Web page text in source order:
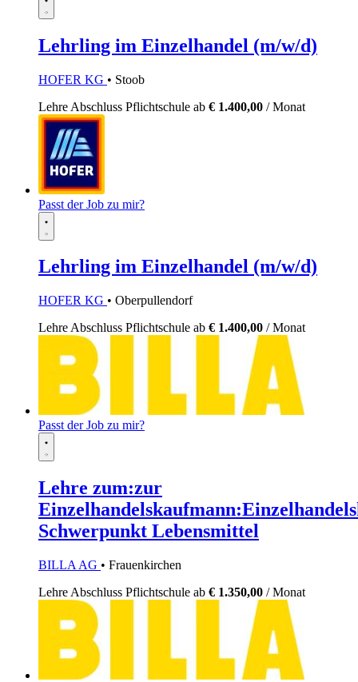
Lehrling im Einzelhandel (m/w/d)
HOFER KG • Stoob
Lehre Abschluss Pflichtschule ab € 1.400,00 / Monat
Passt der Job zu mir?
Lehrling im Einzelhandel (m/w/d)
HOFER KG • Oberpullendorf
Lehre Abschluss Pflichtschule ab € 1.400,00 / Monat
Passt der Job zu mir?
Lehre zum:zur
Schwerpunkt Lebensmittel
BILLA AG • Frauenkirchen
Lehre Abschluss Pflichtschule ab € 1.350,00 / Monat